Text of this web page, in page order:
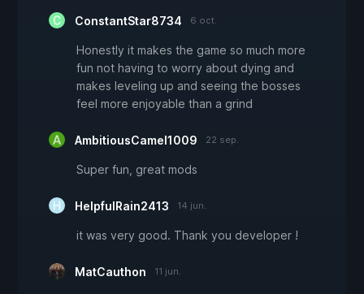
ConstantStar8734 6 oct.
Honestly it makes the game so much more
fun not having to worry about dying and
makes leveling up and seeing the bosses
feel more enjoyable than a grind
AmbitiousCamel1009 22 sep.
Super fun, great mods
HelpfulRain2413 14 jun.
it was very good. Thank you developer !
MatCauthon 11 jun.